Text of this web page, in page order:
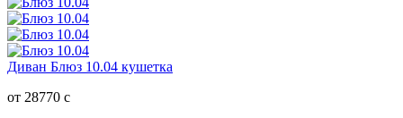
Диван Блюз 10.04 кушетка
от 28770 c